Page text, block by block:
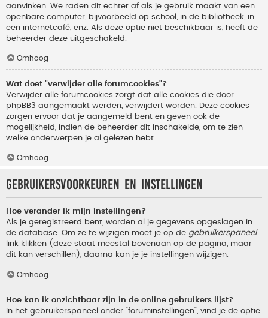
aanvinken. We raden dit echter af als je gebruik maakt van een
openbare computer, bijvoorbeeld op school, in de bibliotheek, in
een internetcafé, enz. Als deze optie niet beschikbaar is, heeft de
beheerder deze uitgeschakeld.
Omhoog
Wat doet "verwijder alle forumcookies"?
Verwijder alle forumcookies zorgt dat alle cookies die door
phpBB3 aangemaakt werden, verwijdert worden. Deze cookies
zorgen ervoor dat je aangemeld bent en geven ook de
mogelijkheid, indien de beheerder dit inschakelde, om te zien
welke onderwerpen je al gelezen hebt.
Omhoog
Gebruikersvoorkeuren en instellingen
Hoe verander ik mijn instellingen?
Als je geregistreerd bent, worden al je gegevens opgeslagen in
de database. Om ze te wijzigen moet je op de gebruikerspaneel
link klikken (deze staat meestal bovenaan op de pagina, maar
dit kan verschillen), daarna kan je je instellingen wijzigen.
Omhoog
Hoe kan ik onzichtbaar zijn in de online gebruikers lijst?
In het gebruikerspaneel onder "foruminstellingen", vind je de optie